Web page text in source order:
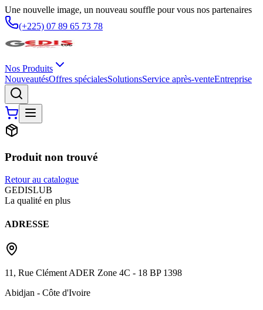
Une nouvelle image, un nouveau souffle pour vous nos partenaires
(+225) 07 89 65 73 78
Nos Produits
NouveautésOffres spécialesSolutionsService après-venteEntreprise
Produit non trouvé
Retour au catalogue
GEDISLUB
La qualité en plus
ADRESSE
11, Rue Clément ADER Zone 4C - 18 BP 1398
Abidjan - Côte d'Ivoire